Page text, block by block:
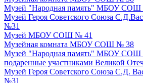
Музей "Народная память" МБОУ
Музей Героя Советского Союза
№31
Музей МБОУ СОШ № 41
Музейная комната МБОУ СОШ № 38
Музей "Народная память" МБОУ СОШ
подаренные участниками Великой
Музей Героя Советского Союза С.Д.
№31